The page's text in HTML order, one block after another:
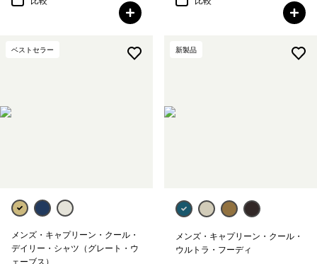
ベストセラー
メンズ・キャプリーン・クール・
デイリー・シャツ（グレート・ウ
ェーブス）
新製品
メンズ・キャプリーン・クール・
ウルトラ・フーディ